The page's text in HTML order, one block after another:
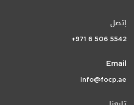
إتصل
+971 6 506 5542
Email
info@focp.ae